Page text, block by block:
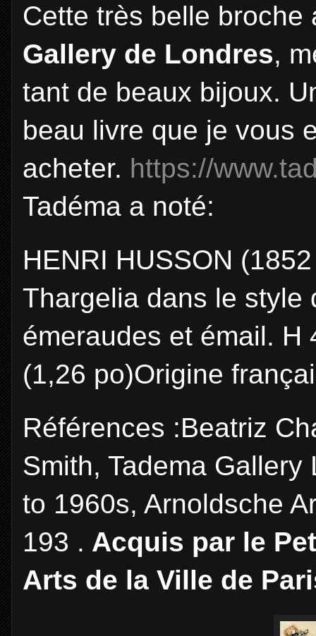
Cette très belle
Gallery de Londres,
tant de beaux bijoux.
beau livre que je vous
acheter. https://
Tadéma a noté:
HENRI HUSSON
Thargelia dans le style
émeraudes et émail. H
(1,26 po)Origine
Références :Beatriz
Smith, Tadema
to 1960s, Arnoldsche
193 . Acquis par le
Arts de la Ville de